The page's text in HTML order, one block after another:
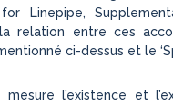
Linepipe,
relation entre ces
ci-dessus et le
mesure l’existence et